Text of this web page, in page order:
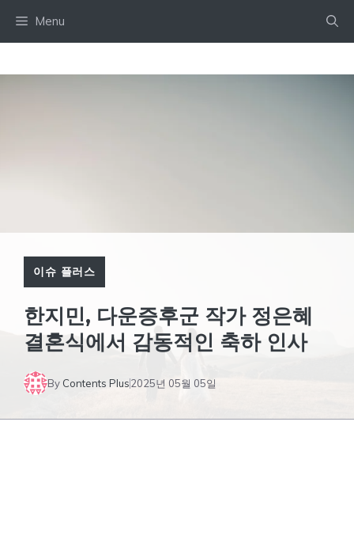
Menu
이슈 플러스
한지민, 다운증후군 작가 정은혜
결혼식에서 감동적인 축하 인사
By Contents Plus2025년 05월 05일